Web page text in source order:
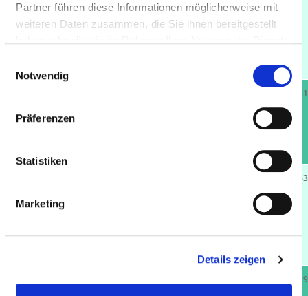
Partner führen diese Informationen möglicherweise mit
weiteren Daten zusammen, die Sie ihnen bereitgestellt
Notwendig
Präferenzen
Statistiken
Marketing
Details zeigen
Fachklinik für
neurologische
21244 Buchholz in
Krankenhaus